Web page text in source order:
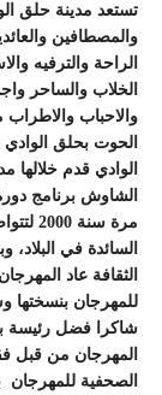
تستعد مدينة حلق
والمصطافين
الراحة والترفيه
الخلاب والساحر
والاحباب
الوادي قدم
السائدة في
شاكرا فضل رئيسة
المهرجان من قبل
الصحفية للمهرجان